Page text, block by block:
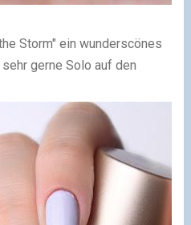
Storm" ein wunderscönes
gerne Solo auf den